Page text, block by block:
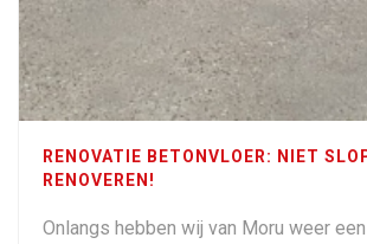
RENOVATIE BETONVLOER: NIET
RENOVEREN!
Onlangs hebben wij van Moru weer